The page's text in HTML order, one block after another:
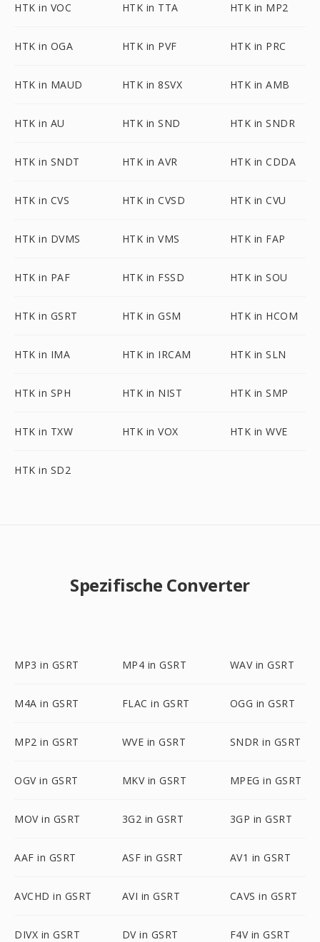
HTK in VOC HTK in TTA HTK in MP2
HTK in OGA HTK in PVF HTK in PRC
HTK in MAUD HTK in 8SVX HTK in AMB
HTK in AU HTK in SND HTK in SNDR
HTK in SNDT HTK in AVR HTK in CDDA
HTK in CVS HTK in CVSD HTK in CVU
HTK in DVMS HTK in VMS HTK in FAP
HTK in PAF HTK in FSSD HTK in SOU
HTK in GSRT HTK in GSM HTK in HCOM
HTK in IMA HTK in IRCAM HTK in SLN
HTK in SPH HTK in NIST HTK in SMP
HTK in TXW HTK in VOX HTK in WVE
HTK in SD2
Spezifische Converter
MP3 in GSRT MP4 in GSRT WAV in GSRT
M4A in GSRT FLAC in GSRT OGG in GSRT
MP2 in GSRT WVE in GSRT SNDR in GSRT
OGV in GSRT MKV in GSRT MPEG in GSRT
MOV in GSRT 3G2 in GSRT 3GP in GSRT
AAF in GSRT ASF in GSRT AV1 in GSRT
AVCHD in GSRT AVI in GSRT CAVS in GSRT
DIVX in GSRT DV in GSRT F4V in GSRT